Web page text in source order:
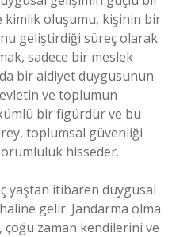
kimlik oluşumu, kişinin bir
geliştirdiği süreç olarak
sadece bir meslek
bir aidiyet duygusunun
ve toplumun
bir figürdür ve bu
toplumsal güvenliği
hisseder.
yaştan itibaren duygusal
gelir. Jandarma olma
çoğu zaman kendilerini ve